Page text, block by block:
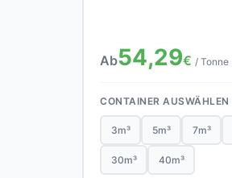
Ab54,29€ / Tonne
CONTAINER AUSWÄHLEN
3m³ 5m³ 7m³
30m³ 40m³